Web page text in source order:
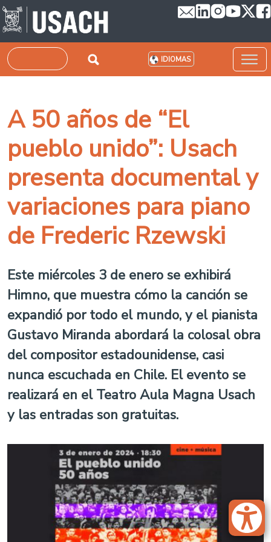
Pasar al contenido principal
Buscar IDIOMAS
A 50 años de “El
pueblo unido”: Usach
presenta documental y
variaciones para piano
de Frederic Rzewski
Este miércoles 3 de enero se exhibirá
Himno, que muestra cómo la canción se
expandió por todo el mundo, y el pianista
Gustavo Miranda abordará la colosal obra
del compositor estadounidense, casi
nunca escuchada en Chile. El evento se
realizará en el Teatro Aula Magna Usach
y las entradas son gratuitas.